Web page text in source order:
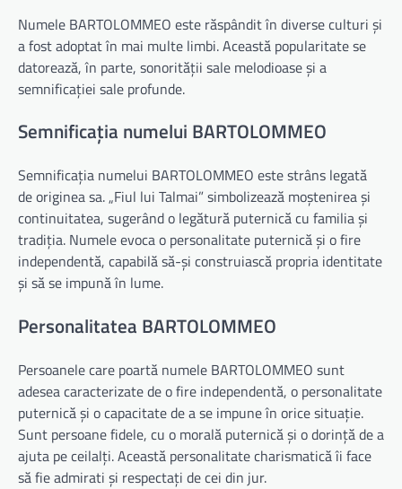
Numele BARTOLOMMEO este răspândit în diverse culturi și
a fost adoptat în mai multe limbi. Această popularitate se
datorează, în parte, sonorității sale melodioase și a
semnificației sale profunde.
Semnificația numelui BARTOLOMMEO
Semnificația numelui BARTOLOMMEO este strâns legată
de originea sa. „Fiul lui Talmai” simbolizează moștenirea și
continuitatea, sugerând o legătură puternică cu familia și
tradiția. Numele evoca o personalitate puternică și o fire
independentă, capabilă să-și construiască propria identitate
și să se impună în lume.
Personalitatea BARTOLOMMEO
Persoanele care poartă numele BARTOLOMMEO sunt
adesea caracterizate de o fire independentă, o personalitate
puternică și o capacitate de a se impune în orice situație.
Sunt persoane fidele, cu o morală puternică și o dorință de a
ajuta pe ceilalți. Această personalitate charismatică îi face
să fie admirati și respectați de cei din jur.